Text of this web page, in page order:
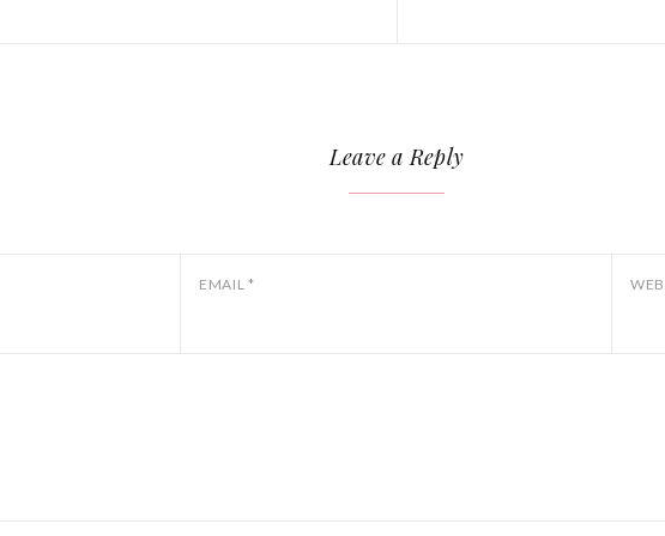
Leave a Reply
EMAIL*